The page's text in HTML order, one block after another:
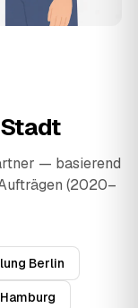
— basierend
(2020–
Berlin